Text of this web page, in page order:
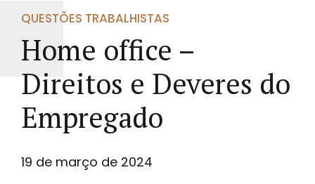
QUESTÕES TRABALHISTAS
Home office –
Direitos e Deveres do
Empregado
19 de março de 2024